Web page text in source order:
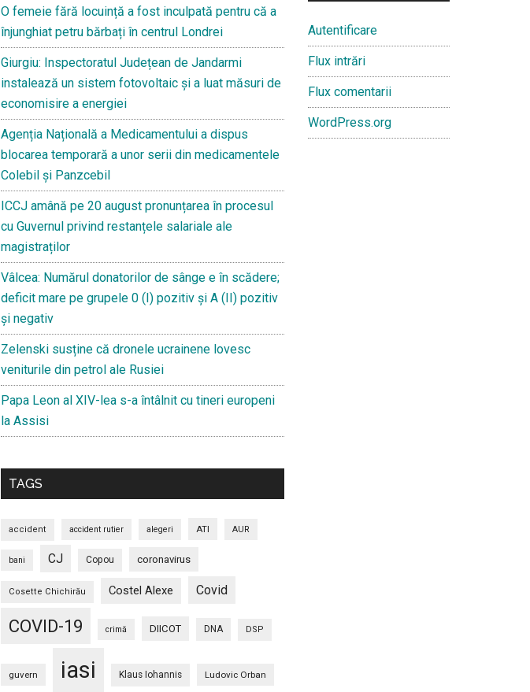
O femeie fără locuință a fost inculpată pentru că a
înjunghiat petru bărbați în centrul Londrei
Giurgiu: Inspectoratul Județean de Jandarmi
instalează un sistem fotovoltaic și a luat măsuri de
economisire a energiei
Agenția Națională a Medicamentului a dispus
blocarea temporară a unor serii din medicamentele
Colebil și Panzcebil
ICCJ amână pe 20 august pronunțarea în procesul
cu Guvernul privind restanțele salariale ale
magistraților
Vâlcea: Numărul donatorilor de sânge e în scădere;
deficit mare pe grupele 0 (I) pozitiv și A (II) pozitiv
și negativ
Zelenski susține că dronele ucrainene lovesc
veniturile din petrol ale Rusiei
Papa Leon al XIV-lea s-a întâlnit cu tineri europeni
la Assisi
TAGS
accident accident rutier alegeri ATI AUR
bani CJ Copou coronavirus
Cosette Chichirău Costel Alexe Covid
COVID-19 crimă DIICOT DNA DSP
guvern iasi Klaus Iohannis Ludovic Orban
Autentificare
Flux intrări
Flux comentarii
WordPress.org